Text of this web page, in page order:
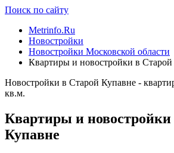
Поиск по сайту
Metrinfo.Ru
Новостройки
Новостройки Московской области
Квартиры и новостройки в
Новостройки в Старой Купавне -
кв.м.
Квартиры и
Купавне